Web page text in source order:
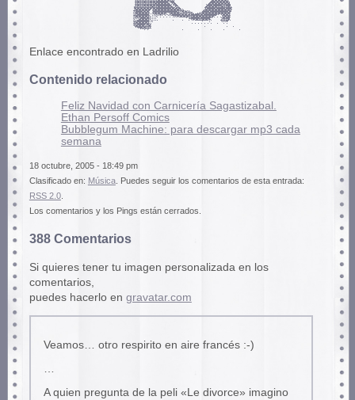
Enlace encontrado en Ladrilio
Contenido relacionado
Feliz Navidad con Carnicería Sagastizabal.
Ethan Persoff Comics
Bubblegum Machine: para descargar mp3 cada
semana
18 octubre, 2005 - 18:49 pm
Clasificado en: Música. Puedes seguir los comentarios de esta entrada:
RSS 2.0.
Los comentarios y los Pings están cerrados.
388 Comentarios
Si quieres tener tu imagen personalizada en los
comentarios,
puedes hacerlo en gravatar.com
Veamos… otro respirito en aire francés :-)
…
A quien pregunta de la peli «Le divorce» imagino